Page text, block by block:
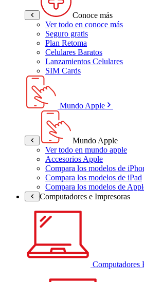
Conoce más
Ver todo en conoce más
Seguro gratis
Plan Retoma
Celulares Baratos
Lanzamientos Celulares
SIM Cards
Mundo Apple
Mundo Apple
Ver todo en mundo apple
Accesorios Apple
Compara los modelos de
Compara los modelos de iPad
Compara los modelos de
Computadores e Impresoras
Computadores